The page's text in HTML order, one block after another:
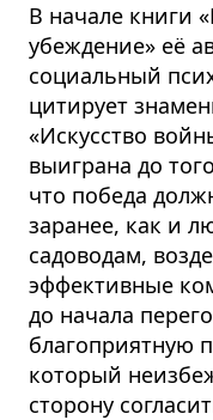
В начале книги
убеждение» её
социальный
цитирует
«Искусство
выиграна до
что победа
заранее, как и
садоводам,
эффективные
до начала
благоприятную
который
сторону